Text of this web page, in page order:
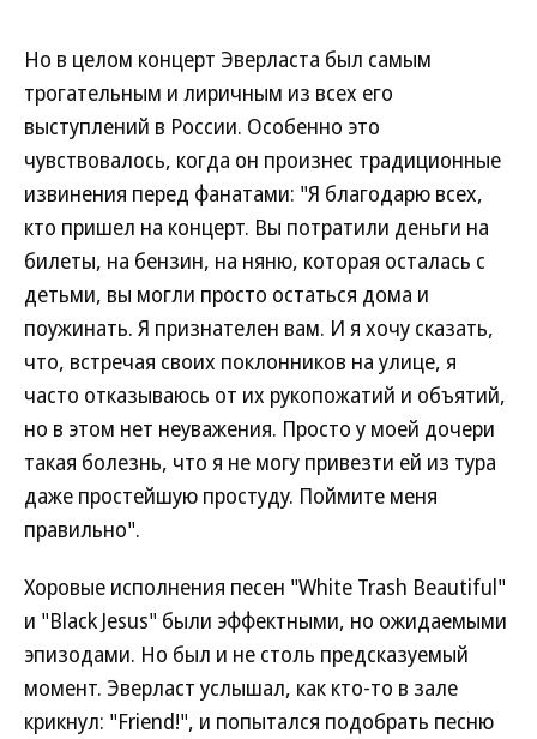
Но в целом концерт Эверласта был самым
трогательным и лиричным из всех его
выступлений в России. Особенно это
чувствовалось, когда он произнес традиционные
извинения перед фанатами: "Я благодарю всех,
кто пришел на концерт. Вы потратили деньги на
билеты, на бензин, на няню, которая осталась с
детьми, вы могли просто остаться дома и
поужинать. Я признателен вам. И я хочу сказать,
что, встречая своих поклонников на улице, я
часто отказываюсь от их рукопожатий и объятий,
но в этом нет неуважения. Просто у моей дочери
такая болезнь, что я не могу привезти ей из тура
даже простейшую простуду. Поймите меня
правильно".
Хоровые исполнения песен "White Trash Beautiful"
и "Black Jesus" были эффектными, но ожидаемыми
эпизодами. Но был и не столь предсказуемый
момент. Эверласт услышал, как кто-то в зале
крикнул: "Friend!", и попытался подобрать песню